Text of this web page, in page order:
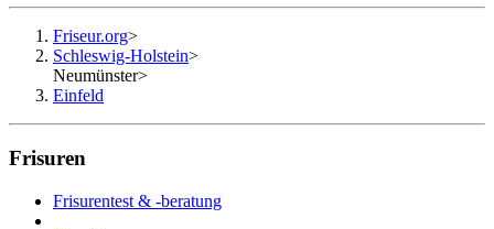
Friseur.org>
Schleswig-Holstein>
Neumünster>
Einfeld
Frisuren
Frisurentest & -beratung